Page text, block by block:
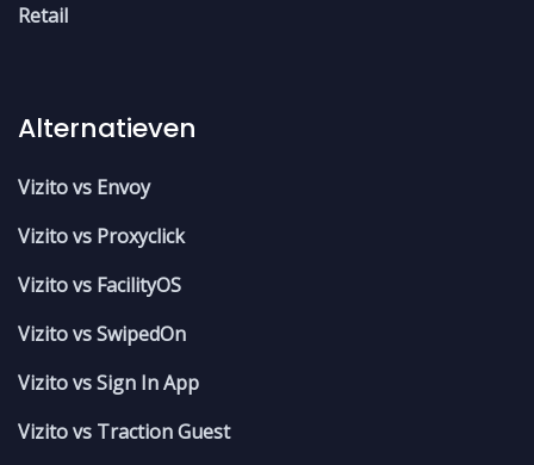
Retail
Alternatieven
Vizito vs Envoy
Vizito vs Proxyclick
Vizito vs FacilityOS
Vizito vs SwipedOn
Vizito vs Sign In App
Vizito vs Traction Guest